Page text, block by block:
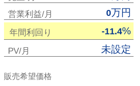
営業利益/月 0万円
年間利回り -11.4%
PV/月 未設定
販売希望価格